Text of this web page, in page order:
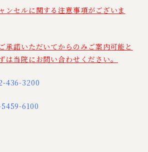
ンセルに関する注意事項がございま
承諾いただいてからのみご案内可能と
は当院にお問い合わせください。
436-3200
6100